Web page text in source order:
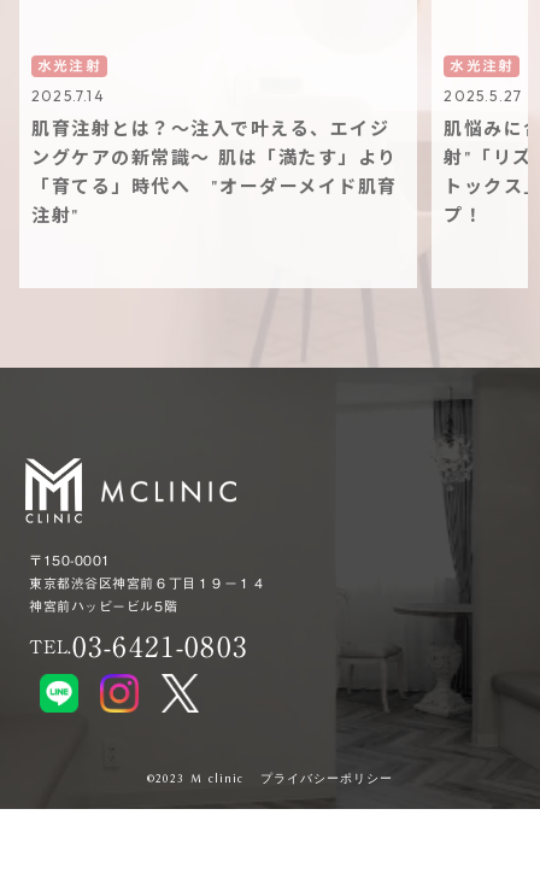
水光注射
2025.7.14
肌育注射とは？〜注入で叶える、エイジ
ングケアの新常識〜 肌は「満たす」より
「育てる」時代へ "オーダーメイド肌育
注射"
水光注射
2025.5.27
肌悩みに
射"「リズ
トックス
プ！
〒150-0001
東京都渋谷区神宮前６丁目１９−１４
神宮前ハッピービル5階
TEL.03-6421-0803
プライバシーポリシー
©︎2023 M clinic